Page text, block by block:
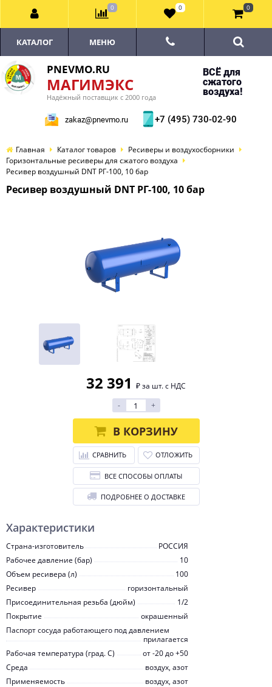
PNEVMO.RU
МАГИМЭКС
Надёжный поставщик с 2000 года
ВСЁ для
сжатого
воздуха!
zakaz@pnevmo.ru +7 (495) 730-02-90
КАТАЛОГ МЕНЮ
Главная Каталог товаров
Ресиверы и воздухосборники
Горизонтальные ресиверы для сжатого воздуха
Ресивер воздушный DNT РГ-100, 10 бар
Ресивер воздушный DNT РГ-100, 10 бар
Характеристики
Страна-изготовитель
РОССИЯ
Рабочее давление (бар)
10
Объем ресивера (л)
100
Ресивер
горизонтальный
Присоединительная резьба (дюйм)
1/2
Покрытие
окрашенный
Паспорт сосуда работающего под давлением
прилагается
Рабочая температура (град. C)
от -20 до +50
Среда
воздух, азот
Применяемость
воздух, азот
32 391 ₽ за шт. с НДС
-
+
В КОРЗИНУ
СРАВНИТЬ ОТЛОЖИТЬ
ВСЕ СПОСОБЫ ОПЛАТЫ
ПОДРОБНЕЕ О ДОСТАВКЕ
0 0 0